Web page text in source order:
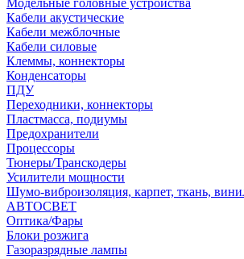
Модельные головные устройства
Кабели акустические
Кабели межблочные
Кабели силовые
Клеммы, коннекторы
Конденсаторы
ПДУ
Переходники, коннекторы
Пластмасса, подиумы
Предохранители
Процессоры
Тюнеры/Транскодеры
Усилители мощности
Шумо-виброизоляция, карпет, ткань,
АВТОСВЕТ
Оптика/Фары
Блоки розжига
Газоразрядные лампы